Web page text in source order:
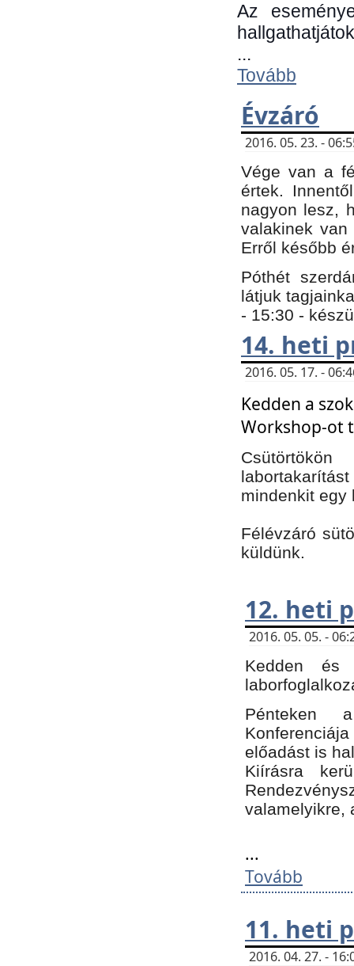
Az
...
Tovább
Évzáró
2016. 05. 23. -
Vége van a
értek.
nagyon lesz,
valakinek
Erről később
Póthét
látjuk
- 15:30 -
14. heti
2016. 05. 17. -
Kedden a
Workshop-ot
mindenkit
Félévzáró
küldünk.
12. heti
2016. 05. 05. -
Kedden és
Pénteken
előadást is
Kiírásra
valamelyikre,
...
Tovább
11. heti
2016. 04. 27. -